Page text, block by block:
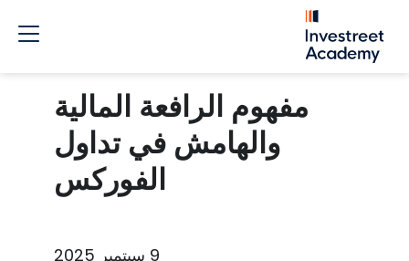
مفهوم الرافعة المالية
والهامش في تداول
الفوركس
9 سبتمبر 2025